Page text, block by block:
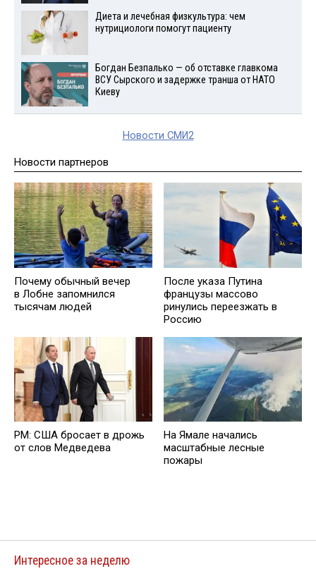
Диета и лечебная физкультура: чем
нутрициологи помогут пациенту
Богдан Безпалько — об отставке главкома
ВСУ Сырского и задержке транша от НАТО
Киеву
Новости СМИ2
Новости партнеров
Почему обычный вечер
в Лобне запомнился
тысячам людей
После указа Путина
французы массово
ринулись переезжать в
Россию
PM: США бросает в дрожь
от слов Медведева
На Ямале начались
масштабные лесные
пожары
Интересное за неделю